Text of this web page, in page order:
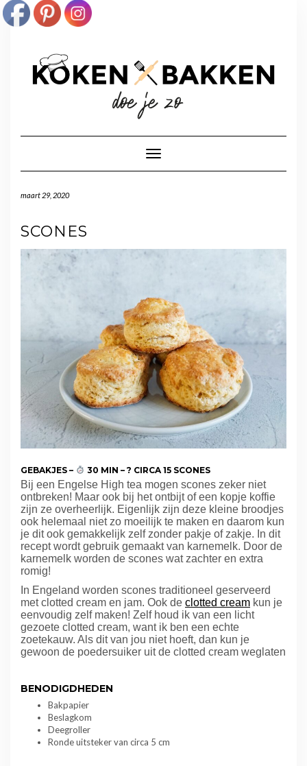
Toggle navigatie
maart 29, 2020
SCONES
GEBAKJES – 30 MIN – ? CIRCA 15 SCONES
Bij een Engelse High tea mogen scones zeker niet
ontbreken! Maar ook bij het ontbijt of een kopje koffie
zijn ze overheerlijk. Eigenlijk zijn deze kleine broodjes
ook helemaal niet zo moeilijk te maken en daarom kun
je dit ook gemakkelijk zelf zonder pakje of zakje. In dit
recept wordt gebruik gemaakt van karnemelk. Door de
karnemelk worden de scones wat zachter en extra
romig!
In Engeland worden scones traditioneel geserveerd
met clotted cream en jam. Ook de clotted cream kun je
eenvoudig zelf maken! Zelf houd ik van een licht
gezoete clotted cream, want ik ben een echte
zoetekauw. Als dit van jou niet hoeft, dan kun je
gewoon de poedersuiker uit de clotted cream weglaten
BENODIGDHEDEN
Bakpapier
Beslagkom
Deegroller
Ronde uitsteker van circa 5 cm